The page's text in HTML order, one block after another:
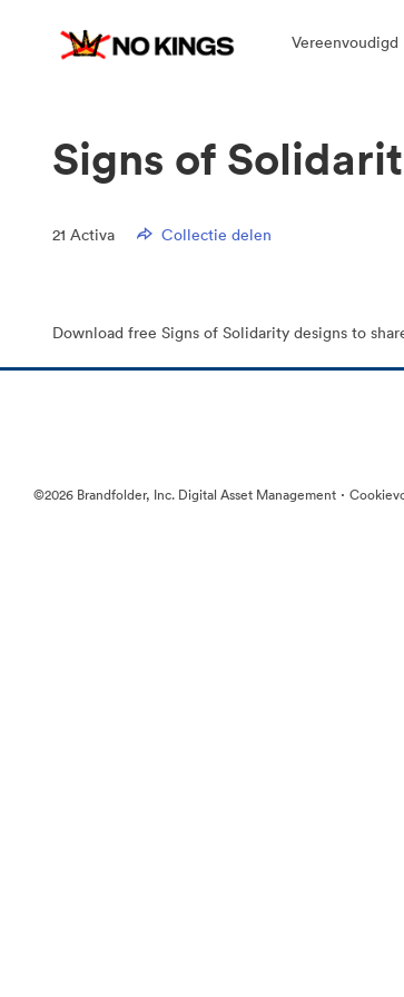
Signs of
21 Activa Collectie delen
Download free Signs of Solidarity designs to
©2026 Brandfolder, Inc. Digital Asset Management ·